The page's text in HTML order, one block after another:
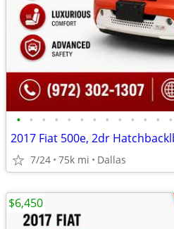
• • • • • • • • • • • • •
2017 Fiat 500e, 2dr
7/24 75k mi Dallas
$6,450